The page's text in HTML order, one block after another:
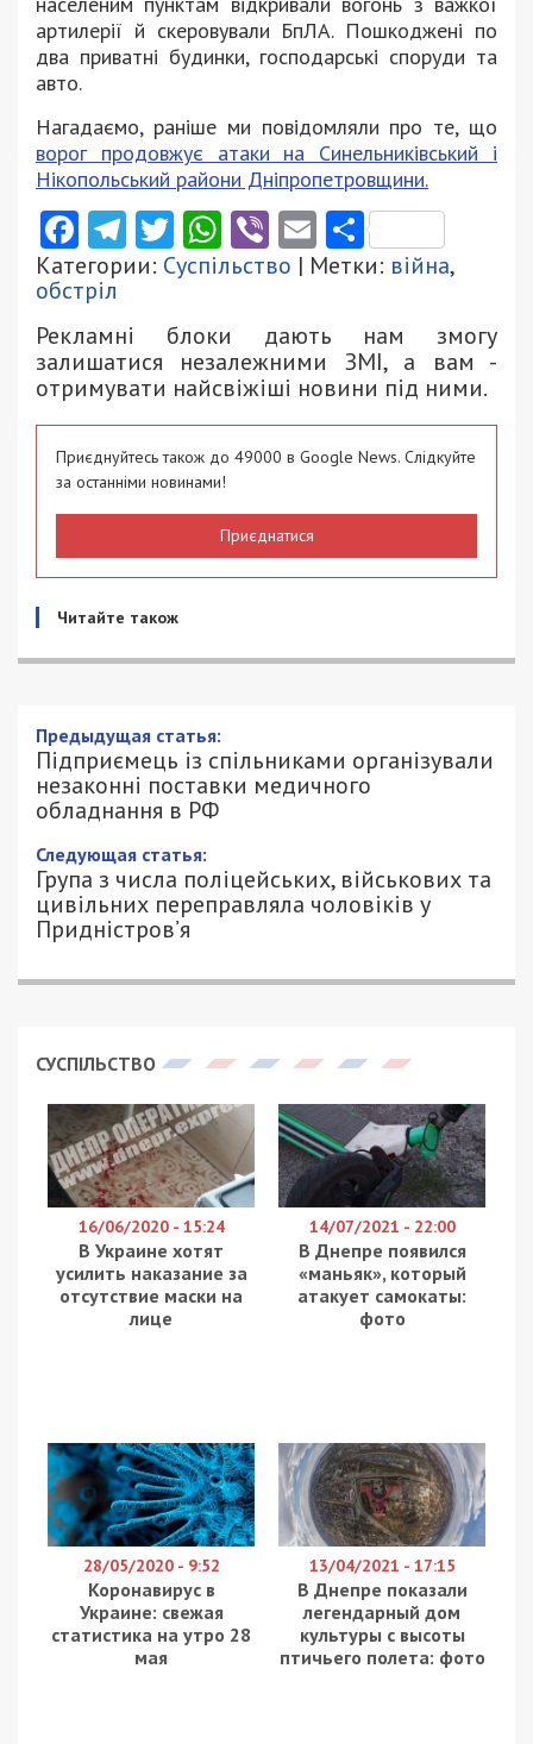
артилерії й скеровували БпЛА. Пошкоджені по
два приватні будинки, господарські споруди та
авто.
Нагадаємо, раніше ми повідомляли про те, що
ворог продовжує атаки на Синельниківський і
Нікопольський райони Дніпропетровщини.
Facebook
Telegram
Twitter
WhatsApp
ViberEmail
Категории: Суспільство | Метки: війна,
обстріл
Рекламні блоки дають нам змогу
залишатися незалежними ЗМІ, а вам -
отримувати найсвіжіші новини під ними.
Приєднуйтесь також до 49000 в Google News. Слідкуйте
за останніми новинами!
Приєднатися
Читайте також
Підприємець із спільниками
організували незаконні поставки
медичного обладнання в РФ
26/08/2025 - 17:39
ПЕТРО ЩУКІН - СПЕЦИАЛЬНО ДЛЯ
49000.COM.UA
554
постачання медичного та косметологічного
обладнання до Росії. Учасники схеми завдали
шкоди державним інтересам, працюючи на
державу-агресора в умовах війни. Про це
повідомляє49000з посиланням на Офіс
Генпрокурора.
Як працювала злочинна схема
За даними слідства, підприємець, який